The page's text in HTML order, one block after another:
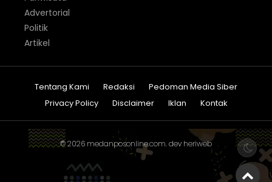
Advertorial
Politik
Artikel
Tentang Kami Redaksi
Pedoman Media Siber
Privacy Policy
Disclaimer Iklan Kontak
© 2026 medanposonline.com. dev heriweb